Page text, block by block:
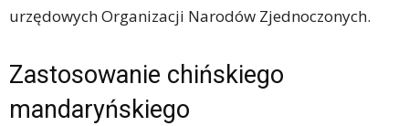
urzędowych Organizacji Narodów Zjednoczonych.
Zastosowanie chińskiego
mandaryńskiego